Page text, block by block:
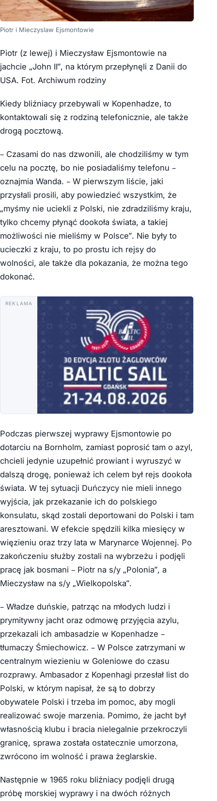
Piotr i Mieczyslaw Ejsmontowie
Piotr (z lewej) i Mieczysław Ejsmontowie na
jachcie „John II”, na którym przepłynęli z Danii do
USA. Fot. Archiwum rodziny
Kiedy bliźniacy przebywali w Kopenhadze, to
kontaktowali się z rodziną telefonicznie, ale także
drogą pocztową.
– Czasami do nas dzwonili, ale chodziliśmy w tym
celu na pocztę, bo nie posiadaliśmy telefonu –
oznajmia Wanda. – W pierwszym liście, jaki
przysłali prosili, aby powiedzieć wszystkim, że
„myśmy nie uciekli z Polski, nie zdradziliśmy kraju,
tylko chcemy płynąć dookoła świata, a takiej
możliwości nie mieliśmy w Polsce”. Nie były to
ucieczki z kraju, to po prostu ich rejsy do
wolności, ale także dla pokazania, że można tego
dokonać.
REKLAMA
Podczas pierwszej wyprawy Ejsmontowie po
dotarciu na Bornholm, zamiast poprosić tam o azyl,
chcieli jedynie uzupełnić prowiant i wyruszyć w
dalszą drogę, ponieważ ich celem był rejs dookoła
świata. W tej sytuacji Duńczycy nie mieli innego
wyjścia, jak przekazanie ich do polskiego
konsulatu, skąd zostali deportowani do Polski i tam
aresztowani. W efekcie spędzili kilka miesięcy w
więzieniu oraz trzy lata w Marynarce Wojennej. Po
zakończeniu służby zostali na wybrzeżu i podjęli
pracę jak bosmani – Piotr na s/y „Polonia”, a
Mieczysław na s/y „Wielkopolska”.
– Władze duńskie, patrząc na młodych ludzi i
prymitywny jacht oraz odmowę przyjęcia azylu,
przekazali ich ambasadzie w Kopenhadze –
tłumaczy Śmiechowicz. – W Polsce zatrzymani w
centralnym wiezieniu w Goleniowe do czasu
rozprawy. Ambasador z Kopenhagi przesłał list do
Polski, w którym napisał, że są to dobrzy
obywatele Polski i trzeba im pomoc, aby mogli
realizować swoje marzenia. Pomimo, że jacht był
własnością klubu i bracia nielegalnie przekroczyli
granicę, sprawa została ostatecznie umorzona,
zwrócono im wolność i prawa żeglarskie.
Następnie w 1965 roku bliźniacy podjęli drugą
próbę morskiej wyprawy i na dwóch różnych